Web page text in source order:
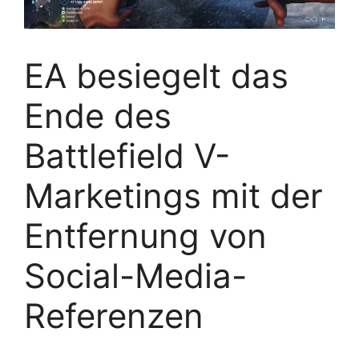
EA besiegelt das
Ende des
Battlefield V-
Marketings mit der
Entfernung von
Social-Media-
Referenzen